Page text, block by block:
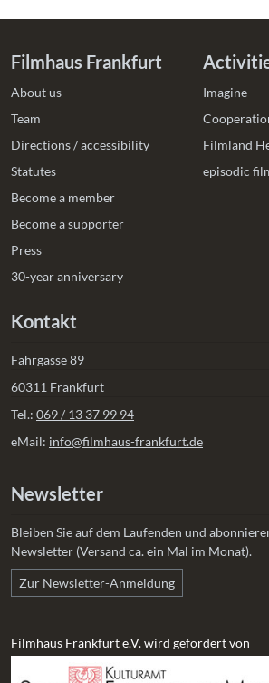
Filmhaus Frankfurt
About us
Team
Directions / accessibility
Statutes
Become a member
Become a supporter
Press
30-year anniversary
Imagine
Filmland
episodic
Kontakt
Fahrgasse 89
60311 Frankfurt
Tel.: 069 / 13 37 99 94
eMail: info@filmhaus-frankfurt.de
Newsletter
Bleiben Sie auf dem Laufenden und
Newsletter (Versand ca. ein Mal im Monat).
Zur Newsletter-Anmeldung
Filmhaus Frankfurt e.V. wird gefördert von